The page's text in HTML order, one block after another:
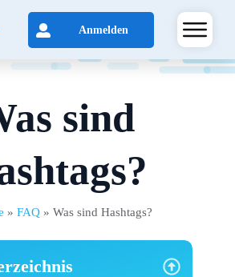
Anmelden
sind
» FAQ» Was sind Hashtags?